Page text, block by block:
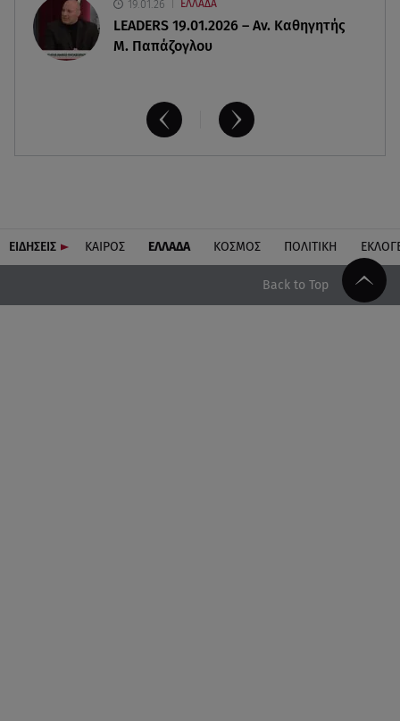
19.01.26 ΕΛΛΑΔΑ
LEADERS 19.01.2026 – Αν. Καθηγητής
Μ. Παπάζογλου
ΕΙΔΗΣΕΙΣ ΚΑΙΡΟΣ ΕΛΛΑΔΑ ΚΟΣΜΟΣ ΠΟΛΙΤΙΚΗ
Back to Top